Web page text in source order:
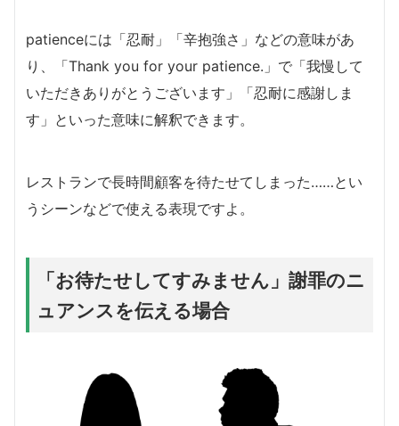
patienceには「忍耐」「辛抱強さ」などの意味があ
り、「Thank you for your patience.」で「我慢して
いただきありがとうございます」「忍耐に感謝しま
す」といった意味に解釈できます。
レストランで長時間顧客を待たせてしまった……とい
うシーンなどで使える表現ですよ。
「お待たせしてすみません」謝罪のニ
ュアンスを伝える場合